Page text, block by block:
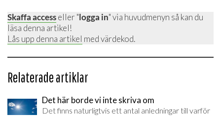
Skaffa accesseller "logga in" via huvudmenyn så kan du
läsa denna artikel!
Lås upp denna artikel med värdekod.
Relaterade artiklar
Det här borde vi inte skriva om
Det finns naturligtvis ett antal anledningar till varför